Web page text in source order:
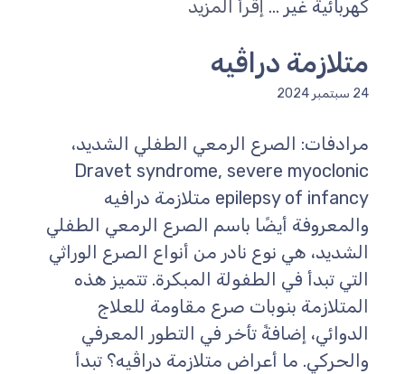
كهربائية غير ... إقرأ المزيد
متلازمة دراڤيه
24 سبتمبر 2024
مرادفات: الصرع الرمعي الطفلي الشديد،
Dravet syndrome, severe myoclonic
epilepsy of infancy متلازمة درافيه
والمعروفة أيضًا باسم الصرع الرمعي الطفلي
الشديد، هي نوع نادر من أنواع الصرع الوراثي
التي تبدأ في الطفولة المبكرة. تتميز هذه
المتلازمة بنوبات صرع مقاومة للعلاج
الدوائي، إضافةً تأخر في التطور المعرفي
والحركي. ما أعراض متلازمة دراڤيه؟ تبدأ